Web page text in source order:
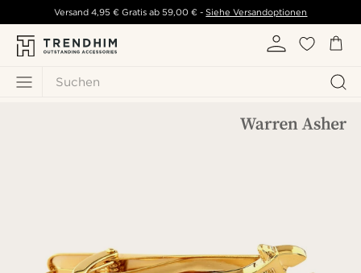
Suchen
Versand 4,95 € Gratis ab 59,00 € - Siehe Versandoptionen